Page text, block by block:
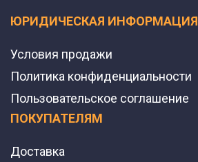
ЮРИДИЧЕСКАЯ ИНФОРМАЦИЯ
Условия продажи
Политика конфиденциальности
Пользовательское соглашение
ПОКУПАТЕЛЯМ
Доставка